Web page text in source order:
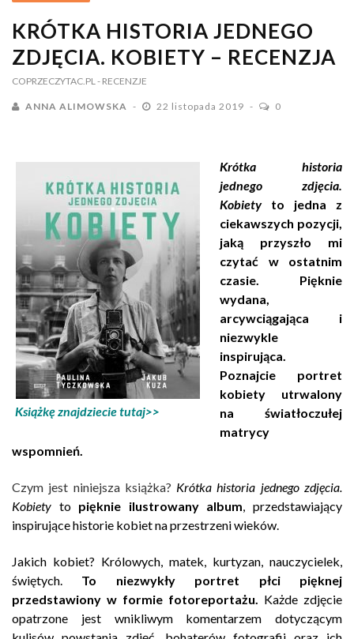
KRÓTKA HISTORIA JEDNEGO
ZDJĘCIA. KOBIETY – RECENZJA
COPRZECZYTAC.PL - RECENZJE
ANNA ALIMOWSKA 22 listopada 2019 0
Książkę znajdziecie tutaj>>
Krótka historia
jednego zdjęcia.
Kobiety to jedna z
ciekawszych pozycji,
jaką przyszło mi
czytać w ostatnim
czasie. Pięknie
wydana,
arcywciągająca i
niezwykle
inspirująca.
Poznajcie portret
kobiety utrwalony
na światłoczułej
matrycy
wspomnień.
Czym jest niniejsza książka? Krótka historia jednego zdjęcia.
Kobiety to pięknie ilustrowany album, przedstawiający
inspirujące historie kobiet na przestrzeni wieków.
Jakich kobiet? Królowych, matek, kurtyzan, nauczycielek,
świętych. To
niezwykły portret płci pięknej
przedstawiony w formie fotoreportażu. Każde zdjęcie
opatrzone jest wnikliwym komentarzem dotyczącym